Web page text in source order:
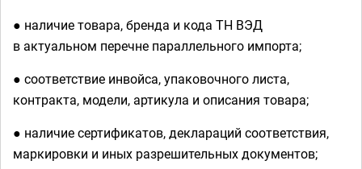
● наличие товара, бренда и кода ТН ВЭД
в актуальном перечне параллельного импорта;
● соответствие инвойса, упаковочного листа,
контракта, модели, артикула и описания товара;
● наличие сертификатов, деклараций соответствия,
маркировки и иных разрешительных документов;